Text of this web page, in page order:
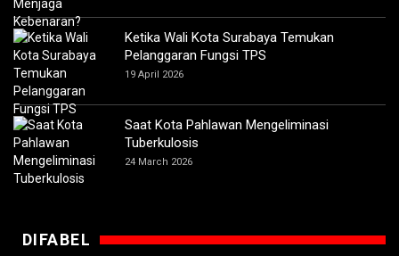
Ketika Wali Kota Surabaya Temukan
Pelanggaran Fungsi TPS
19 April 2026
Saat Kota Pahlawan Mengeliminasi
Tuberkulosis
24 March 2026
DIFABEL